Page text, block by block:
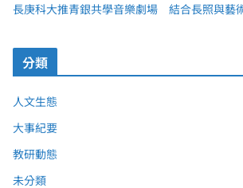
長庚科大推青銀共學音樂劇場 結合長照與藝
分類
人文生態
大事紀要
教研動態
未分類